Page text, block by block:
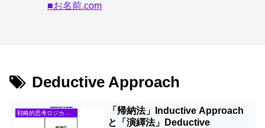
■お名前.com
Deductive Approach
戦略的思考ロジカルシンキング
「帰納法」Inductive Approach
と「演繹法」Deductive